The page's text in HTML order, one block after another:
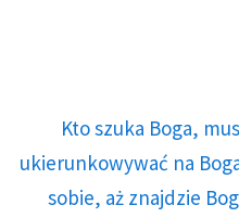
Kto szuka Boga,
ukierunkowywać na
sobie, aż znajdzie